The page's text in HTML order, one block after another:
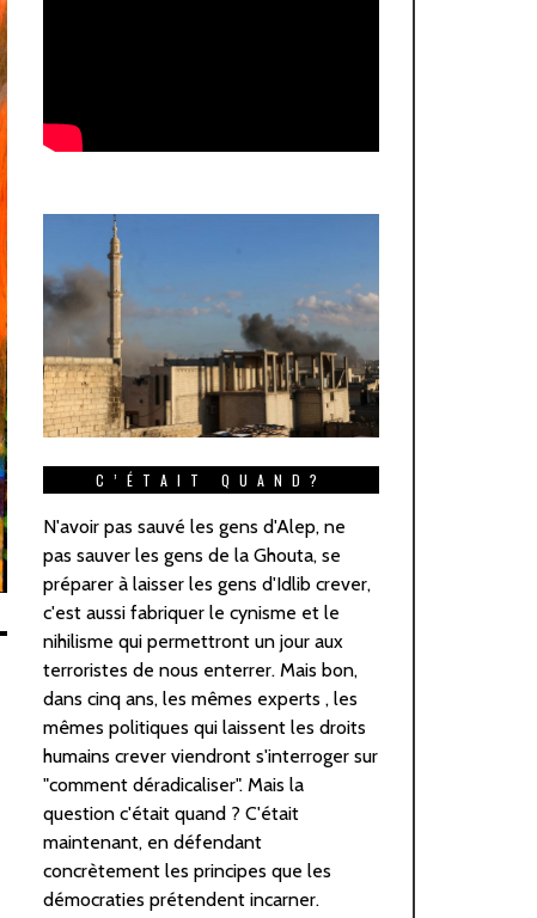
C’ÉTAIT QUAND?
N'avoir pas sauvé les gens d'Alep, ne
pas sauver les gens de la Ghouta, se
préparer à laisser les gens d'Idlib crever,
c'est aussi fabriquer le cynisme et le
nihilisme qui permettront un jour aux
terroristes de nous enterrer. Mais bon,
dans cinq ans, les mêmes experts , les
mêmes politiques qui laissent les droits
humains crever viendront s'interroger sur
"comment déradicaliser". Mais la
question c'était quand ? C'était
maintenant, en défendant
concrètement les principes que les
démocraties prétendent incarner.